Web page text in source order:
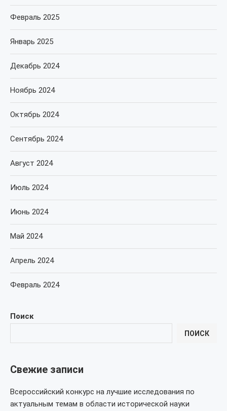
Поиск
ПОИСК
Свежие записи
Всероссийский конкурс на лучшие исследования по
актуальным темам в области исторической науки
Февраль 2025
Январь 2025
Декабрь 2024
Ноябрь 2024
Октябрь 2024
Сентябрь 2024
Август 2024
Июль 2024
Июнь 2024
Май 2024
Апрель 2024
Февраль 2024